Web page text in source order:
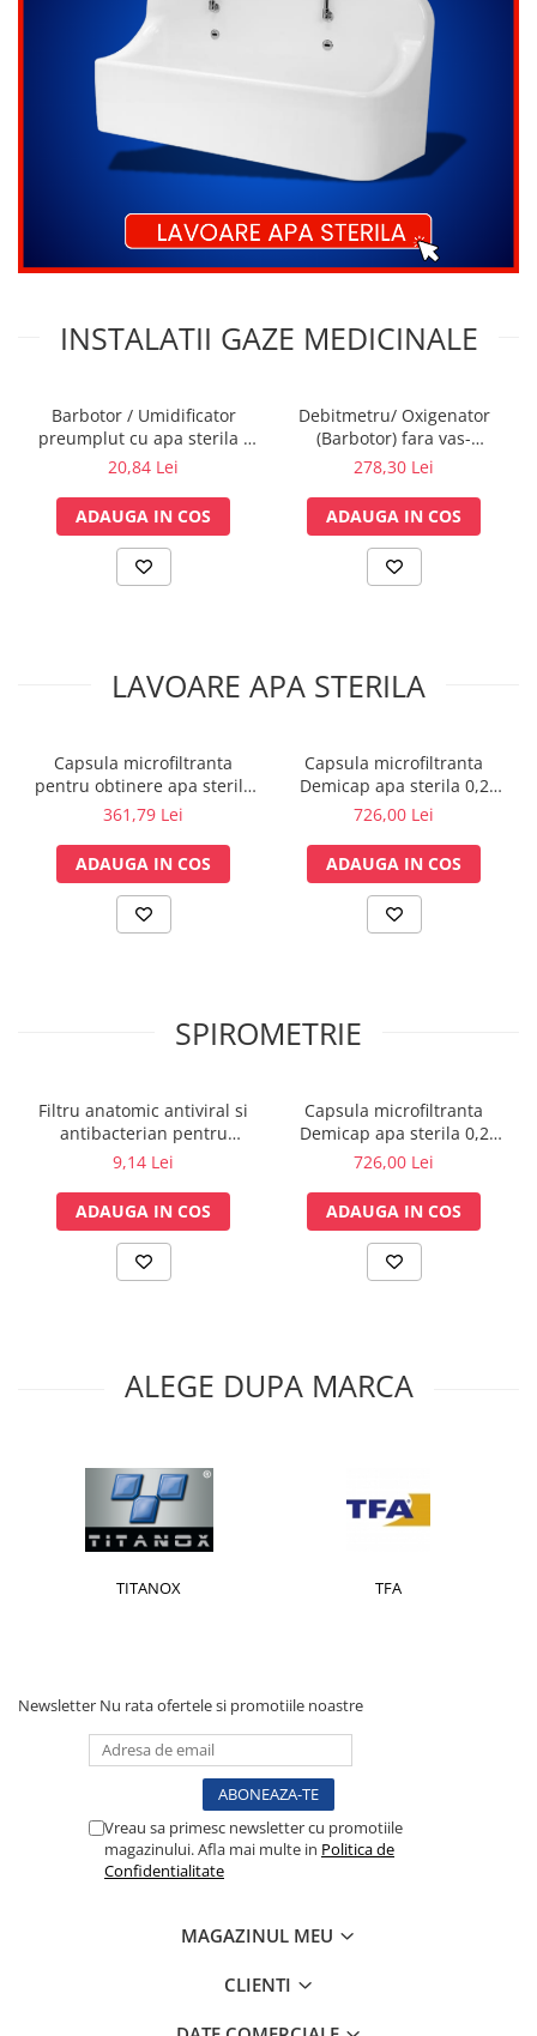
Filtre antibacteriene
Piese bucale
Alte dispozitive respiratorii
Clesti nazali
Investigare si diagnostic
Laringoscoape
Set ORL/Oftalmo
Testare reflexe
Lampi cu infrarosu
Electroencefalografe
Colposcoape
Osteodensitometre
Ingrijirea sanatatii
Aparate aerosoli
Aparate masaj
Glucometre
Ingrijire personala
Perne si paturi electrice
Masurare
Cantare
Taliometre / Pediometre
Masurare corporala
Alcoolmetre
Prim ajutor, urgenta & reanimare
Gulere cervicale
Truse pentru resuscitare /
reanimare
Casolete sterilizare
Pungi sterilizare
Masini sigilat si taiat pungi
Lampi germicide
Sterilizatoare
instrumente/medicamente
INSTALATII GAZE MEDICINALE
Barbotor / Umidificator
preumplut cu apa sterila -
350 ml - Amsino
20,84 Lei
ADAUGA IN COS
Debitmetru/ Oxigenator
(Barbotor) fara vas-
Megasan
278,30 Lei
ADAUGA IN COS
LAVOARE APA STERILA
Capsula microfiltranta
pentru obtinere apa sterila
lavoar chirurgical, 31 zile
361,79 Lei
ADAUGA IN COS
Capsula microfiltranta
Demicap apa sterila 0,2
microni 60 cicluri cu gat
726,00 Lei
ADAUGA IN COS
SPIROMETRIE
Filtru anatomic antiviral si
antibacterian pentru
spirometrie – int. Ø 27,5mm
9,14 Lei
ADAUGA IN COS
Capsula microfiltranta
Demicap apa sterila 0,2
microni 60 cicluri cu gat
726,00 Lei
ADAUGA IN COS
ALEGE DUPA MARCA
TITANOX TFA
Newsletter Nu rata ofertele si promotiile noastre
Vreau sa primesc newsletter cu promotiile
magazinului. Afla mai multe in Politica de
Confidentialitate
MAGAZINUL MEU
CLIENTI